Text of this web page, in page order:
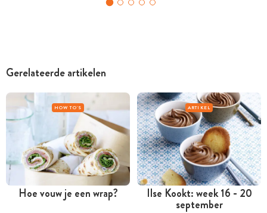
Gerelateerde artikelen
HOW TO'S
Hoe vouw je een wrap?
ARTIKEL
Ilse Kookt: week 16 - 20
september